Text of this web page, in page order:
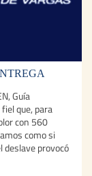
Guía
que, para
con 560
como si
deslave provocó